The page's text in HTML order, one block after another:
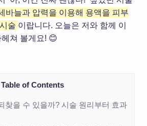
바늘과 압력을 이용해 용액을 피부
술 이랍니다. 오늘은 저와 함께 이
쳐 볼게요! 😊
Table of Contents
찾을 수 있을까? 시술 원리부터 효과